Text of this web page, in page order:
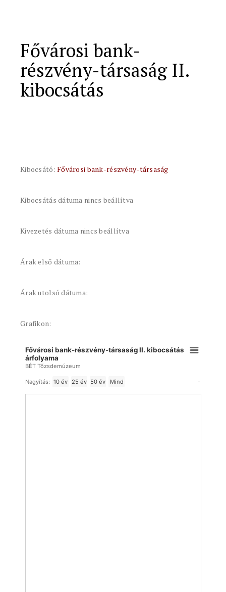
Fővárosi bank-
részvény-társaság II.
kibocsátás
Kibocsátó:Fővárosi bank-részvény-társaság
Kibocsátás dátuma nincs beállítva
Kivezetés dátuma nincs beállítva
Árak első dátuma:
Árak utolsó dátuma:
Grafikon:
Fővárosi bank-részvény-társaság II. kibocsátás
árfolyama
BÉT Tőzsdemúzeum
Nagyítás: 10 év 25 év 50 év Mind -